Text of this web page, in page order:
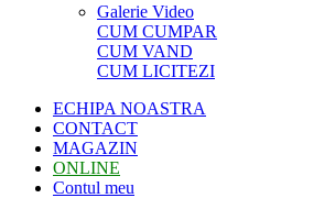
Galerie Video
CUM CUMPAR
CUM VAND
CUM LICITEZI
ECHIPA NOASTRA
CONTACT
MAGAZIN
ONLINE
Contul meu